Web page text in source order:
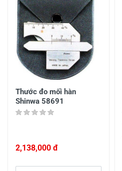
Thước đo mối hàn
Shinwa 58691
2,138,000 đ